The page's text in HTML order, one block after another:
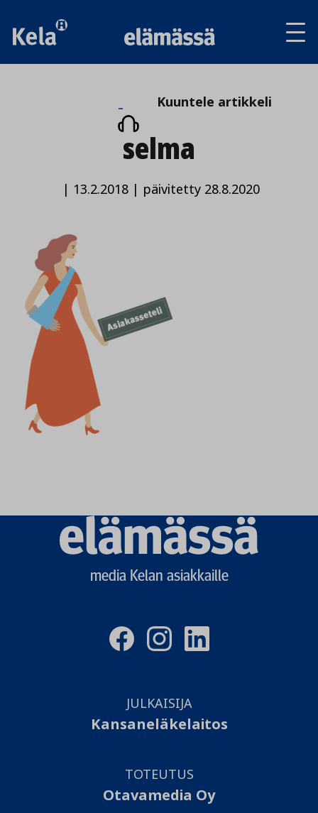
Kuuntele
artikkeli
Kuuntele artikkeli
selma
| 13.2.2018| päivitetty 28.8.2020
Elämässä
logo
media Kelan asiakkaille
JULKAISIJA
Kansaneläkelaitos
TOTEUTUS
Otavamedia Oy